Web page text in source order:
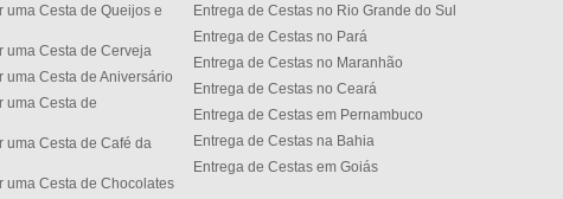
uma Cesta de Queijos e
uma Cesta de Cerveja
uma Cesta de Aniversário
uma Cesta de
uma Cesta de Café da
uma Cesta de Chocolates
Entrega de Cestas no Rio Grande do Sul
Entrega de Cestas no Par
Entrega de Cestas no Maranhão
Entrega de Cestas no Cear
Entrega de Cestas em Pernambuco
Entrega de Cestas na Bahia
Entrega de Cestas em Goiás